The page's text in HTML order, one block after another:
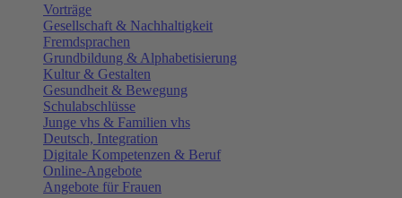
Vorträge
Gesellschaft & Nachhaltigkeit
Fremdsprachen
Grundbildung & Alphabetisierung
Kultur & Gestalten
Gesundheit & Bewegung
Schulabschlüsse
Junge vhs & Familien vhs
Deutsch, Integration
Digitale Kompetenzen & Beruf
Online-Angebote
Angebote für Frauen